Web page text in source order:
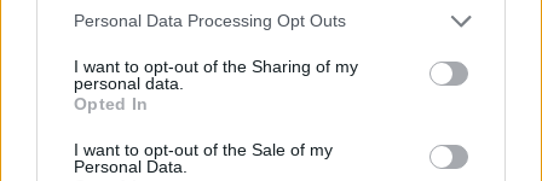
Personal Data Processing Opt Outs
I want to opt-out of the Sharing of my
personal data.
Opted In
I want to opt-out of the Sale of my
Personal Data.
σε 843 μέσα ενημέρωσης-
Ξεκίνησε το πενταετές
στήριξης- Κάλυψη εισφορών